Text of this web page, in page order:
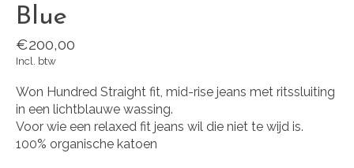
Blue
€200,00
Incl. btw
Won Hundred Straight fit, mid-rise jeans met ritssluiting
in een lichtblauwe wassing.
Voor wie een relaxed fit jeans wil die niet te wijd is.
100% organische katoen